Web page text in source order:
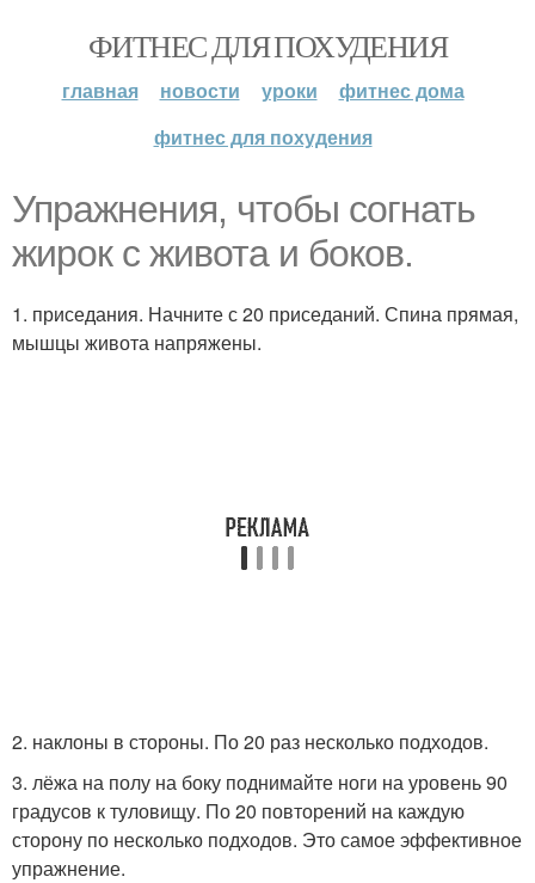
ФИТНЕС ДЛЯ ПОХУДЕНИЯ
главная новости уроки
фитнес дома
фитнес для похудения
Упражнения, чтобы согнать
жирок с живота и боков.
1. приседания. Начните с 20 приседаний. Спина прямая,
мышцы живота напряжены.
2. наклоны в стороны. По 20 раз несколько подходов.
3. лёжа на полу на боку поднимайте ноги на уровень 90
градусов к туловищу. По 20 повторений на каждую
сторону по несколько подходов. Это самое эффективное
упражнение.